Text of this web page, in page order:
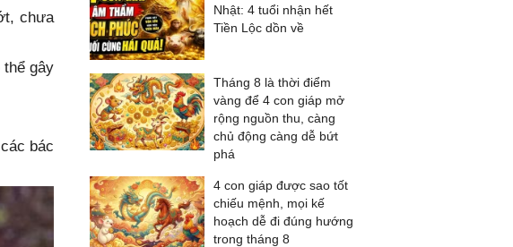
chưa
thể gây
bác
Nhật: 4 tuổi nhận hết
Tiền Lộc dồn về
Tháng 8 là thời điểm
vàng để 4 con giáp mở
rộng nguồn thu, càng
chủ động càng dễ bứt
phá
4 con giáp được sao tốt
chiếu mệnh, mọi kế
hoạch dễ đi đúng hướng
trong tháng 8